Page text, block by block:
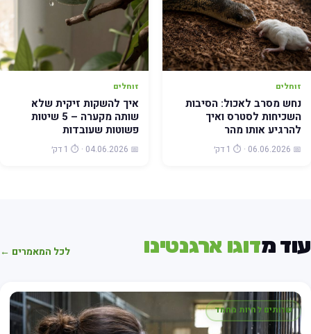
זוחלים
נחש מסרב לאכול: הסיבות
השכיחות לסטרס ואיך
להרגיע אותו מהר
📅 06.06.2026 · ⏱️ 1 דק׳
זוחלים
איך להשקות זיקית שלא
שותה מקערה – 5 שיטות
פשוטות שעובדות
📅 04.06.2026 · ⏱️ 1 דק׳
מדוגו ארגנטינו לכל המאמרים ←
שרותים לחיות מחמד